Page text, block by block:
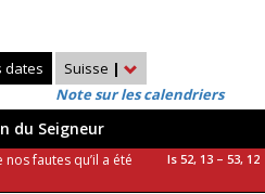
dates Suisse |
Note sur les calendriers
du Seigneur
nos fautes qu’il a été
Is 52, 13 – 53, 12